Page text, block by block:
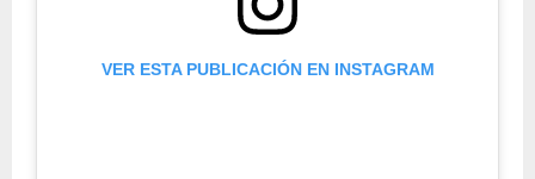
VER ESTA PUBLICACIÓN EN INSTAGRAM